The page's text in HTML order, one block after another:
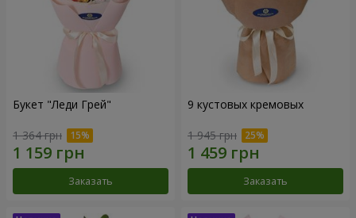
Букет "Леди Грей"
1 364 грн
Заказать
9 кустовых кремовых
1 945 грн
Заказать